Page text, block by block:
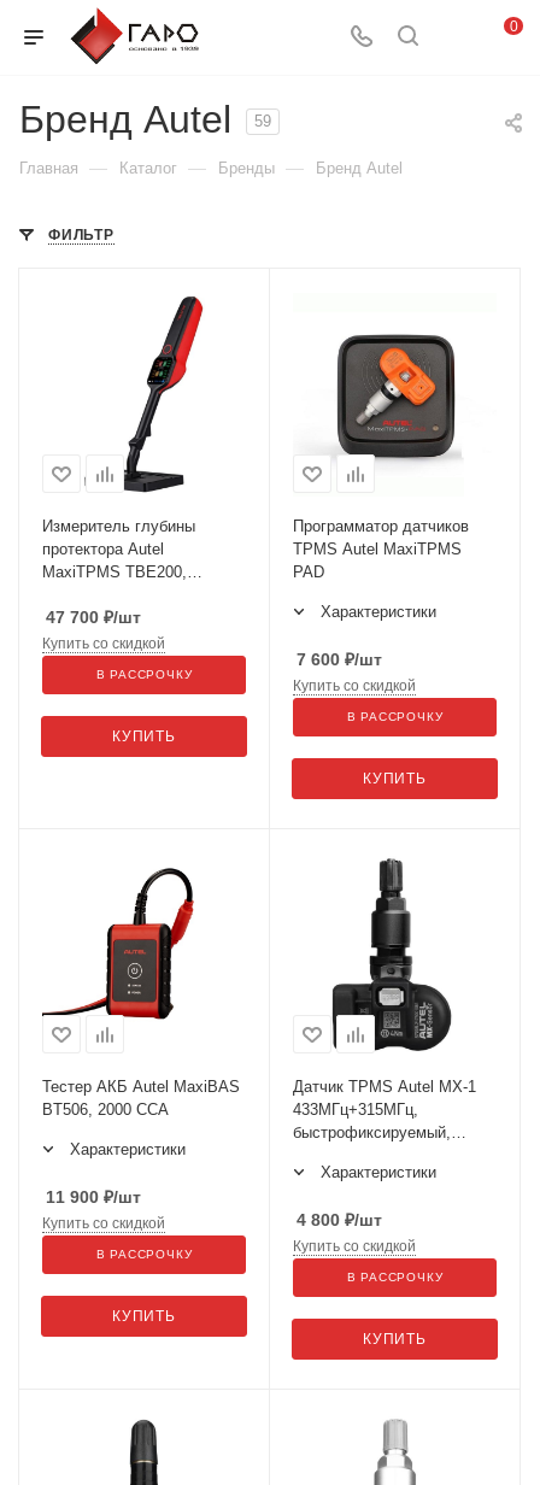
0
Бренд Autel 59
Главная — Каталог — Бренды — Бренд Autel
ФИЛЬТР
Измеритель глубины
протектора Autel
MaxiTPMS TBE200,
3000 mAh, 2 камеры
47 700 ₽/шт
КУПИТЬ
Купить со скидкой
В РАССРОЧКУ
Программатор датчиков
TPMS Autel MaxiTPMS
PAD
Характеристики
7 600 ₽/шт
КУПИТЬ
Купить со скидкой
В РАССРОЧКУ
Тестер АКБ Autel MaxiBAS
BT506, 2000 CCA
Характеристики
11 900 ₽/шт
КУПИТЬ
Купить со скидкой
В РАССРОЧКУ
Датчик TPMS Autel MX-1
433МГц+315МГц,
быстрофиксируемый,
металл., черный
Характеристики
4 800 ₽/шт
КУПИТЬ
Купить со скидкой
В РАССРОЧКУ